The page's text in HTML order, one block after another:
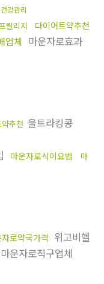
강관리
릴리지 다이어트약추천
업체 마운자로효과
추천 울트라킹콩
마운자로식이요법
마
로약국가격 위고비헬
마운자로직구업체